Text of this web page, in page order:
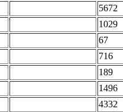
5672
1029
67
716
189
1496
4332